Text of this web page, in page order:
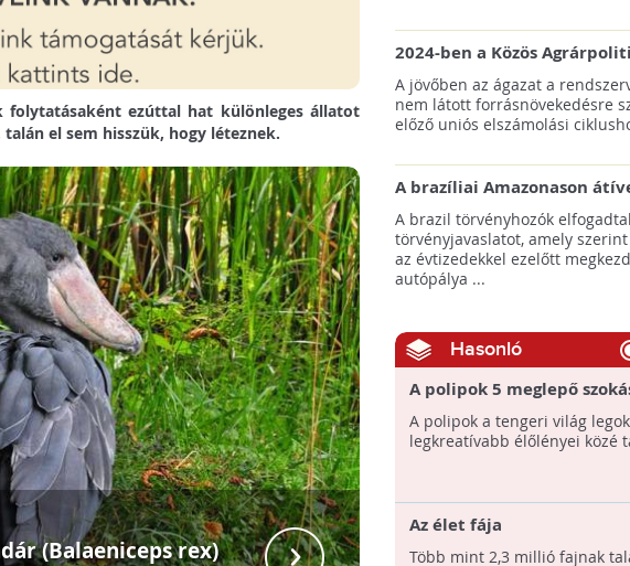
ezúttal hat különleges állatot
el sem hisszük, hogy léteznek.
(Balaeniceps rex) Tüskés
2024-ben a Közös
keretein belül az
pályázatok az elsők között
majd meg
A jövőben az ágazat a
nem látott forrásnövekedésre
előző uniós elszámolási
A brazíliai Amazonason
autópálya robbanásszerű
erdőirtást indíthat el
A brazil törvényhozók
törvényjavaslatot, amely
az évtizedekkel ezelőtt
autópálya ...
Hasonló
A polipok 5 meglepő
A polipok a tengeri világ
legkreatívabb élőlényei közé
Az élet fája
Több mint 2,3 millió fajnak